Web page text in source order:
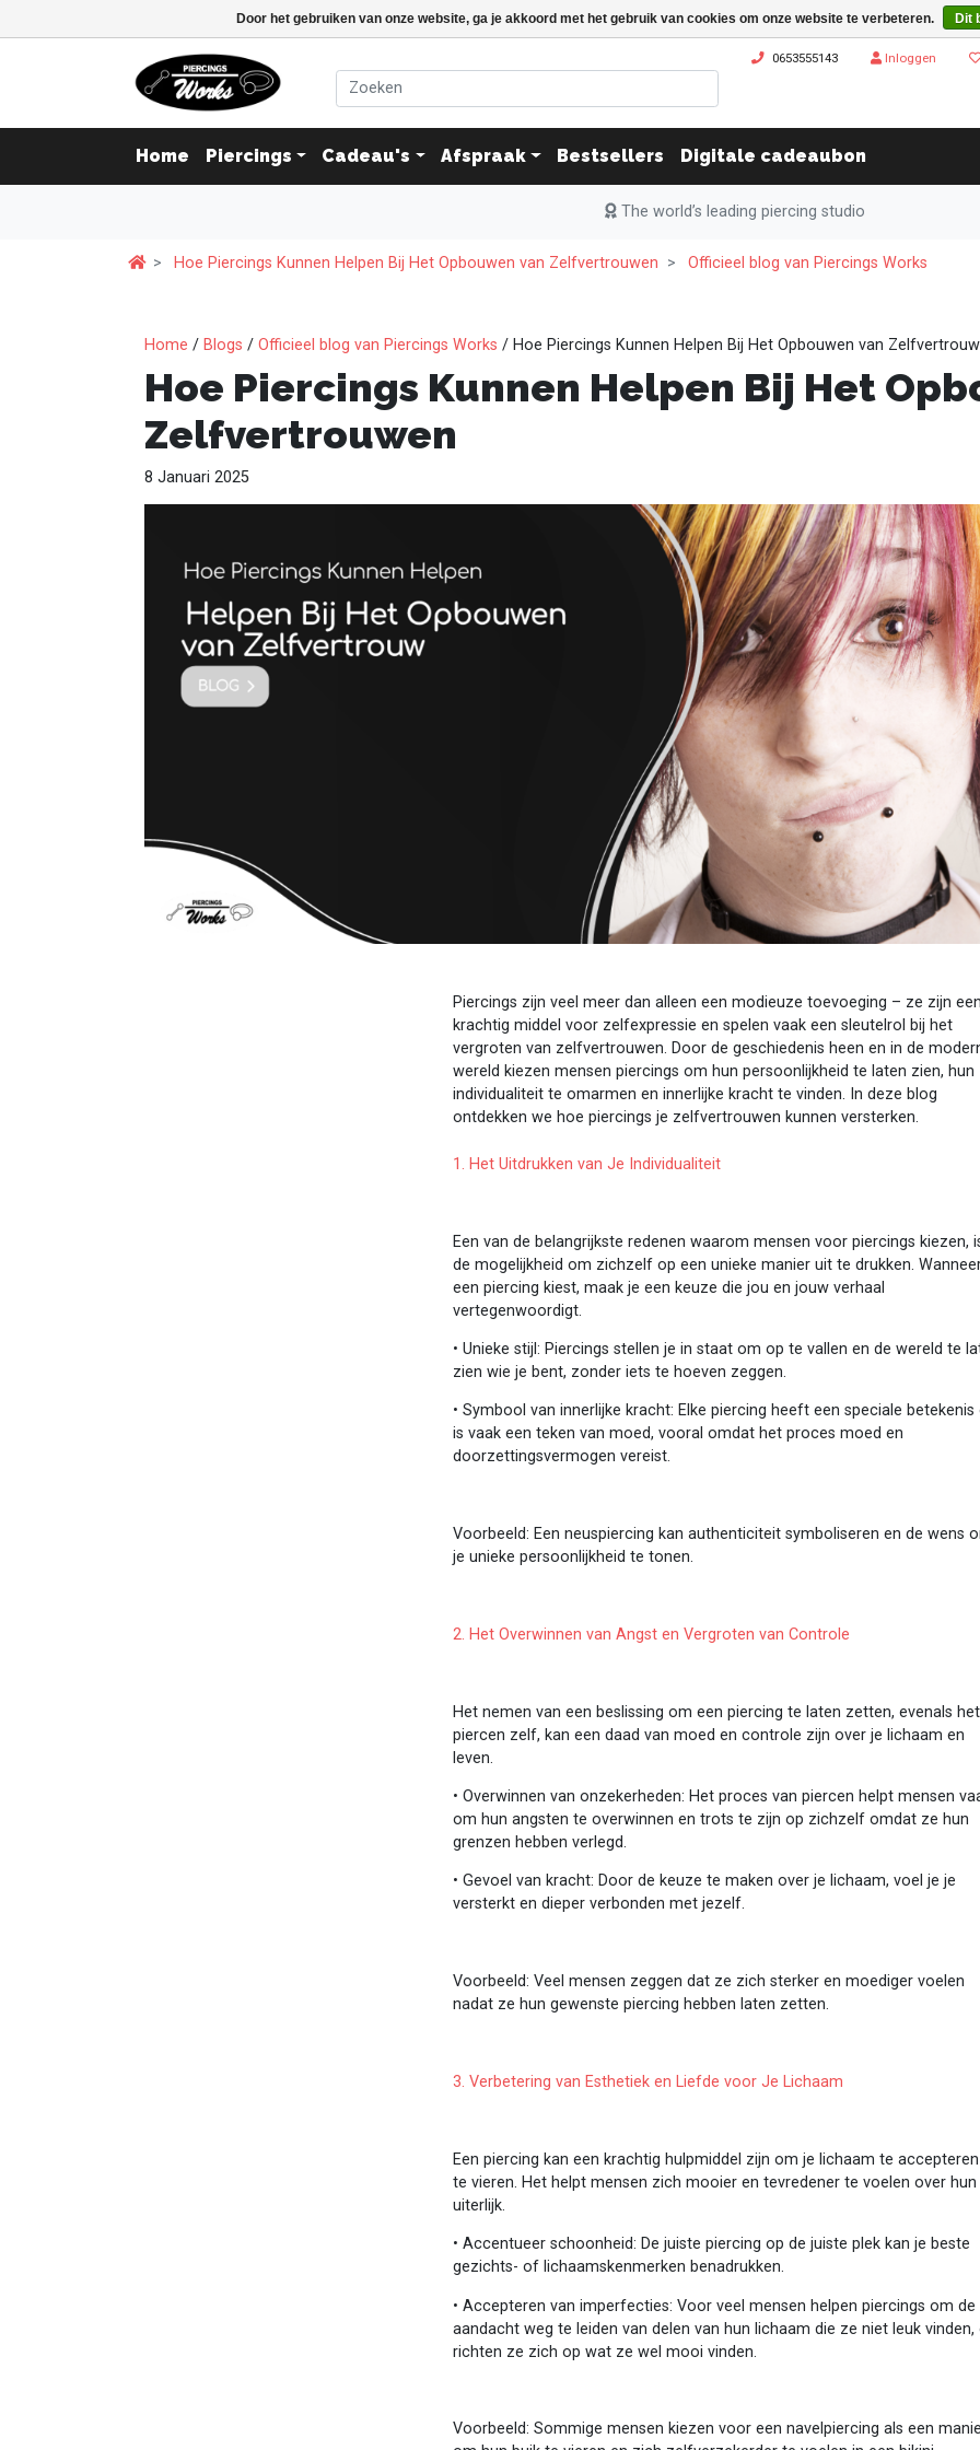
Door het gebruiken van onze website, ga je akkoord met het gebruik van cookies om onze website te verbeteren. Dit
0653555143 Inloggen
Home Piercings Cadeau's Afspraak Bestsellers Digitale cadeaubon
The world’s leading piercing studio
Hoe Piercings Kunnen Helpen Bij Het Opbouwen van Zelfvertrouwen Officieel blog van Piercings Works
Home / Blogs / Officieel blog van Piercings Works / Hoe Piercings Kunnen Helpen Bij Het Opbouwen van
Hoe Piercings Kunnen Helpen Bij Het
Zelfvertrouwen
8 Januari 2025
Piercings zijn veel meer dan alleen een modieuze toevoeging – ze zijn
krachtig middel voor zelfexpressie en spelen vaak een sleutelrol bij het
vergroten van zelfvertrouwen. Door de geschiedenis heen en in de
wereld kiezen mensen piercings om hun persoonlijkheid te laten zien, hun
individualiteit te omarmen en innerlijke kracht te vinden. In deze blog
ontdekken we hoe piercings je zelfvertrouwen kunnen versterken.
1. Het Uitdrukken van Je Individualiteit
Een van de belangrijkste redenen waarom mensen voor piercings kiezen,
de mogelijkheid om zichzelf op een unieke manier uit te drukken.
een piercing kiest, maak je een keuze die jou en jouw verhaal
vertegenwoordigt.
• Unieke stijl: Piercings stellen je in staat om op te vallen en de wereld te
zien wie je bent, zonder iets te hoeven zeggen.
• Symbool van innerlijke kracht: Elke piercing heeft een speciale betekenis
is vaak een teken van moed, vooral omdat het proces moed en
doorzettingsvermogen vereist.
Voorbeeld: Een neuspiercing kan authenticiteit symboliseren en de wens
je unieke persoonlijkheid te tonen.
2. Het Overwinnen van Angst en Vergroten van Controle
Het nemen van een beslissing om een piercing te laten zetten, evenals het
piercen zelf, kan een daad van moed en controle zijn over je lichaam en
leven.
• Overwinnen van onzekerheden: Het proces van piercen helpt mensen
om hun angsten te overwinnen en trots te zijn op zichzelf omdat ze hun
grenzen hebben verlegd.
• Gevoel van kracht: Door de keuze te maken over je lichaam, voel je je
versterkt en dieper verbonden met jezelf.
Voorbeeld: Veel mensen zeggen dat ze zich sterker en moediger voelen
nadat ze hun gewenste piercing hebben laten zetten.
3. Verbetering van Esthetiek en Liefde voor Je Lichaam
Een piercing kan een krachtig hulpmiddel zijn om je lichaam te
te vieren. Het helpt mensen zich mooier en tevredener te voelen over hun
uiterlijk.
• Accentueer schoonheid: De juiste piercing op de juiste plek kan je beste
gezichts- of lichaamskenmerken benadrukken.
• Accepteren van imperfecties: Voor veel mensen helpen piercings om de
aandacht weg te leiden van delen van hun lichaam die ze niet leuk vinden,
richten ze zich op wat ze wel mooi vinden.
Voorbeeld: Sommige mensen kiezen voor een navelpiercing als een